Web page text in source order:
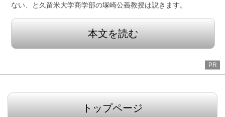
ない、と久留米大学商学部の塚崎公義教授は説きます。
本文を読む
PR
トップページ